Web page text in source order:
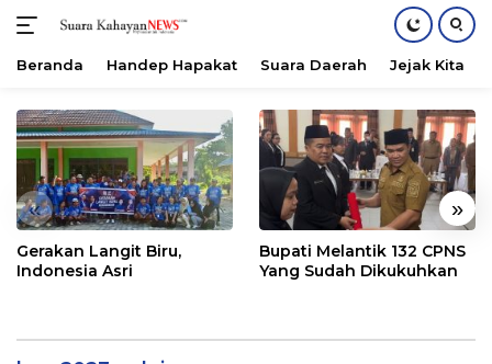
konten
Beranda Handep Hapakat Suara Daerah Jejak Kita
« »
Gerakan Langit Biru,
Indonesia Asri
Bupati Melantik 132 CPNS
Yang Sudah Dikukuhkan